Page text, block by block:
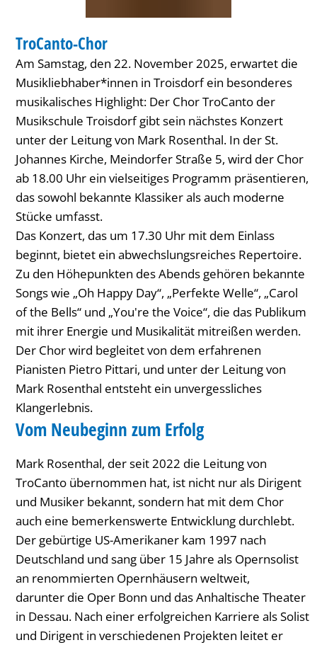
KATEGORIE: KONZERT
TroCanto-Chor
Am Samstag, den 22. November 2025, erwartet die
Musikliebhaber*innen in Troisdorf ein besonderes
musikalisches Highlight: Der Chor TroCanto der
Musikschule Troisdorf gibt sein nächstes Konzert
unter der Leitung von Mark Rosenthal. In der St.
Johannes Kirche, Meindorfer Straße 5, wird der Chor
ab 18.00 Uhr ein vielseitiges Programm präsentieren,
das sowohl bekannte Klassiker als auch moderne
Stücke umfasst.
Das Konzert, das um 17.30 Uhr mit dem Einlass
beginnt, bietet ein abwechslungsreiches Repertoire.
Zu den Höhepunkten des Abends gehören bekannte
Songs wie „Oh Happy Day“, „Perfekte Welle“, „Carol
of the Bells“ und „You're the Voice“, die das Publikum
mit ihrer Energie und Musikalität mitreißen werden.
Der Chor wird begleitet von dem erfahrenen
Pianisten Pietro Pittari, und unter der Leitung von
Mark Rosenthal entsteht ein unvergessliches
Klangerlebnis.
Vom Neubeginn zum Erfolg
Mark Rosenthal, der seit 2022 die Leitung von
TroCanto übernommen hat, ist nicht nur als Dirigent
und Musiker bekannt, sondern hat mit dem Chor
auch eine bemerkenswerte Entwicklung durchlebt.
Der gebürtige US-Amerikaner kam 1997 nach
Deutschland und sang über 15 Jahre als Opernsolist
an renommierten Opernhäusern weltweit,
darunter die Oper Bonn und das Anhaltische Theater
in Dessau. Nach einer erfolgreichen Karriere als Solist
und Dirigent in verschiedenen Projekten leitet er